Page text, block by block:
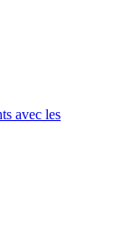
avec les